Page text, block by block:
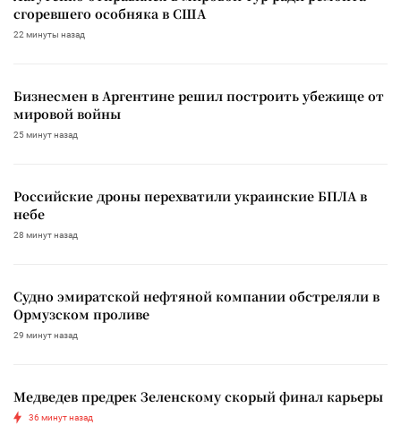
сгоревшего особняка в США
22 минуты назад
Бизнесмен в Аргентине решил построить убежище от
мировой войны
25 минут назад
Российские дроны перехватили украинские БПЛА в
небе
28 минут назад
Судно эмиратской нефтяной компании обстреляли в
Ормузском проливе
29 минут назад
Медведев предрек Зеленскому скорый финал карьеры
36 минут назад